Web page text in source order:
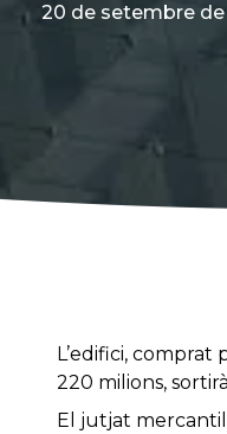
20 de setembre de
L’edifici,
220 milions,
El jutjat